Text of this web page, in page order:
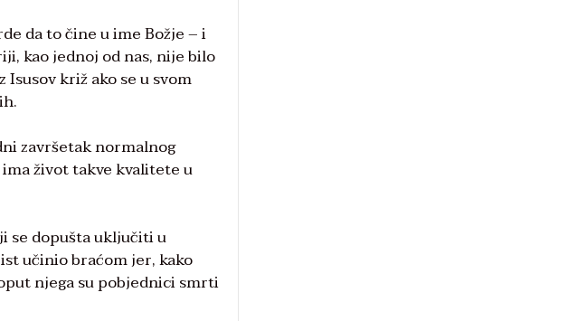
da to čine u ime Božje – i
kao jednoj od nas, nije bilo
križ ako se u svom
završetak normalnog
život takve kvalitete u
se dopušta uključiti u
učinio braćom jer, kako
njega su pobjednici smrti